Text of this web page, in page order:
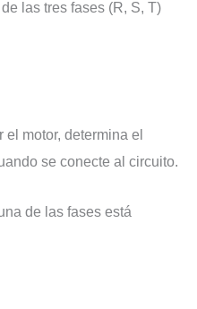
las tres fases (R, S, T)
motor, determina el
se conecte al circuito.
de las fases está